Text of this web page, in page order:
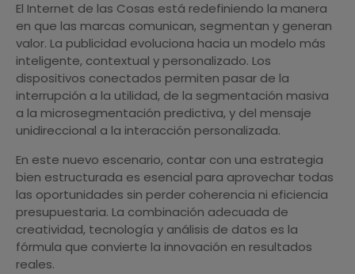
El Internet de las Cosas está redefiniendo la manera
en que las marcas comunican, segmentan y generan
valor. La publicidad evoluciona hacia un modelo más
inteligente, contextual y personalizado. Los
dispositivos conectados permiten pasar de la
interrupción a la utilidad, de la segmentación masiva
a la microsegmentación predictiva, y del mensaje
unidireccional a la interacción personalizada.
En este nuevo escenario, contar con una estrategia
bien estructurada es esencial para aprovechar todas
las oportunidades sin perder coherencia ni eficiencia
presupuestaria. La combinación adecuada de
creatividad, tecnología y análisis de datos es la
fórmula que convierte la innovación en resultados
reales.